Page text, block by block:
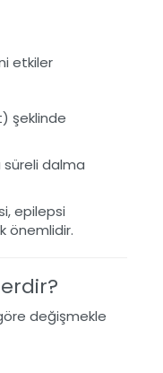
etkiler
şeklinde
süreli dalma
epilepsi
önemlidir.
değişmekle